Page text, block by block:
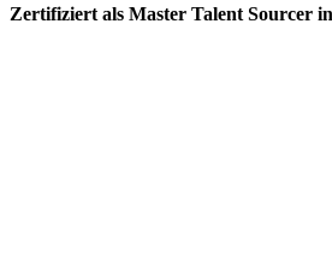
Zertifiziert als Master Talent Sourcer